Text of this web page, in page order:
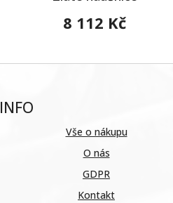
8 112 Kč
INFO
Vše o nákupu
O nás
GDPR
Kontakt